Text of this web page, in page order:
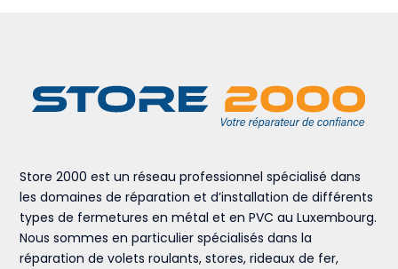
Store 2000 est un réseau professionnel spécialisé dans
les domaines de réparation et d’installation de différents
types de fermetures en métal et en PVC au Luxembourg.
Nous sommes en particulier spécialisés dans la
réparation de volets roulants, stores, rideaux de fer,